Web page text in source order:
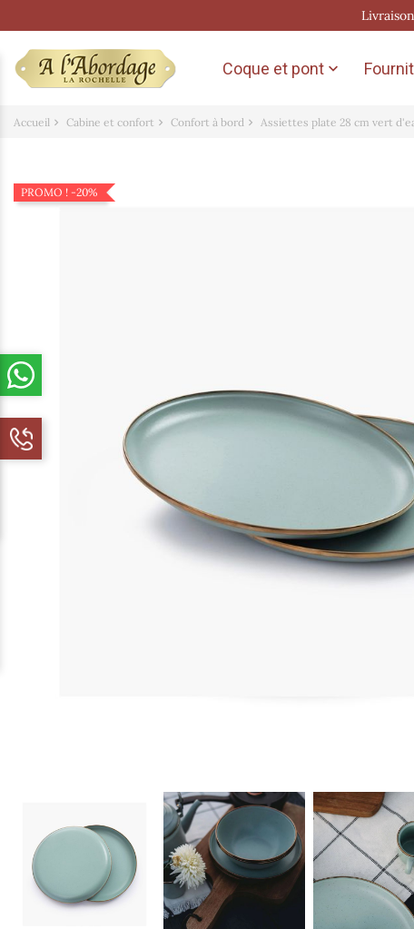
Coque et pont 
Accueil Cabine et confort Confort à bord Assiettes plate 28 cm vert
PROMO ! -20%